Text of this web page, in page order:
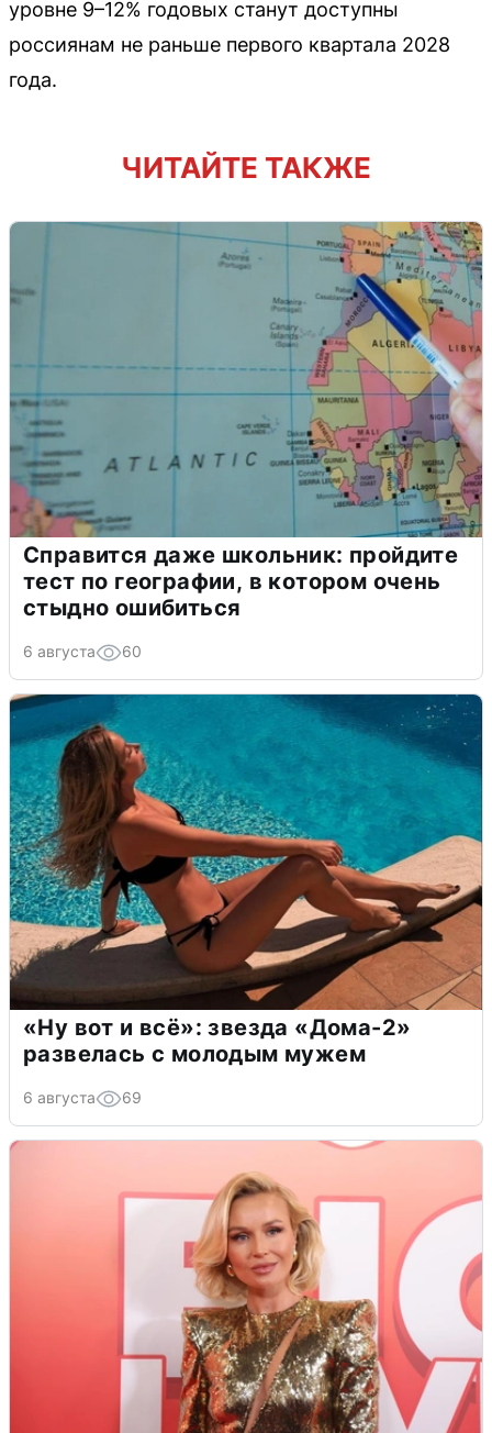
уровне 9–12% годовых станут доступны
россиянам не раньше первого квартала 2028
года.
ЧИТАЙТЕ ТАКЖЕ
Справится даже школьник: пройдите
тест по географии, в котором очень
стыдно ошибиться
6 августа 60
«Ну вот и всё»: звезда «Дома-2»
развелась с молодым мужем
6 августа 69